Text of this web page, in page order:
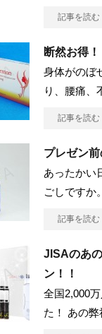
記事を読む
断然お得
身体がのぼ
り、腰痛、
記事を読む
プレゼン前
あったかい
ごしですか
記事を読む
JISAのあ
ン！！
全国2,000
た！ あの